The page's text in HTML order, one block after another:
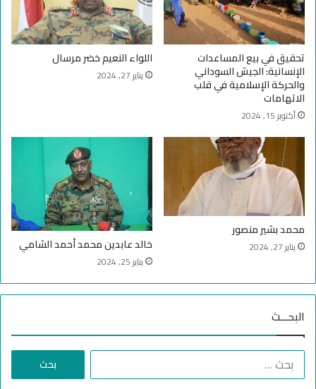
ا
ل
تحقيق في بيع المساعدات
الإنسانية: الجيش السوداني
والحركة الإسلامية في قلب
الاتهامات
أكتوبر 15, 2024
اللواء النعيم خضر مرسال
يناير 27, 2024
محمد بشير منصور
يناير 27, 2024 خالد عابدين محمد أحمد الشامي
يناير 25, 2024
البحـــث
ا